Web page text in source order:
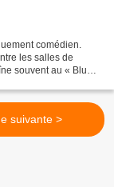
comédien.
les salles de
souvent au « Blue
suivante >